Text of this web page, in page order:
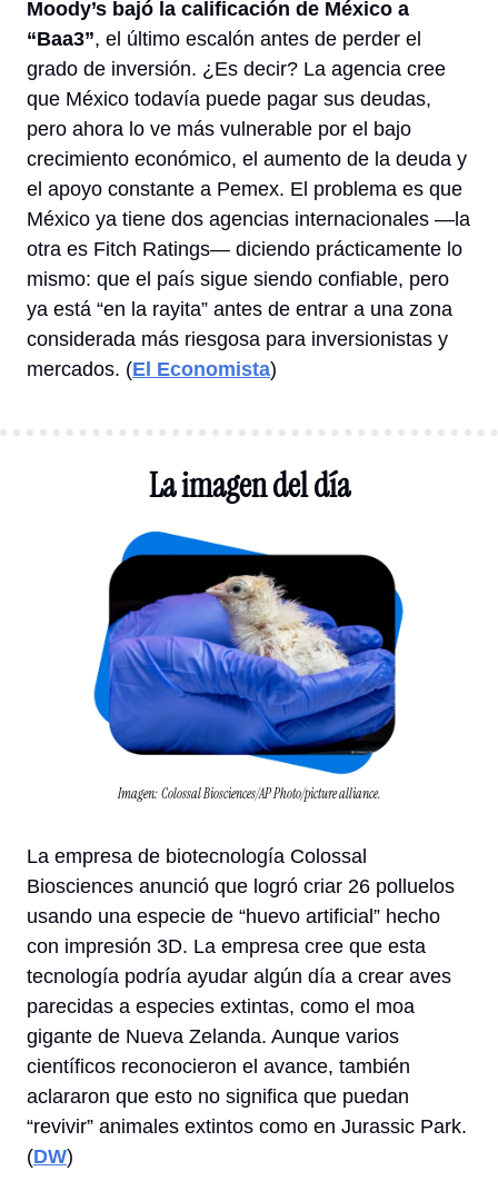
Moody’s bajó la calificación de México a
“Baa3”, el último escalón antes de perder el
grado de inversión. ¿Es decir? La agencia cree
que México todavía puede pagar sus deudas,
pero ahora lo ve más vulnerable por el bajo
crecimiento económico, el aumento de la deuda y
el apoyo constante a Pemex. El problema es que
México ya tiene dos agencias internacionales —la
otra es Fitch Ratings— diciendo prácticamente lo
mismo: que el país sigue siendo confiable, pero
ya está “en la rayita” antes de entrar a una zona
mercados. (El Economista)
La imagen del día
Imagen: Colossal Biosciences/AP Photo/picture alliance.
La empresa de biotecnología Colossal
Biosciences anunció que logró criar 26 polluelos
usando una especie de “huevo artificial” hecho
con impresión 3D. La empresa cree que esta
tecnología podría ayudar algún día a crear aves
parecidas a especies extintas, como el moa
gigante de Nueva Zelanda. Aunque varios
científicos reconocieron el avance, también
aclararon que esto no significa que puedan
“revivir” animales extintos como en Jurassic Park.
(DW)